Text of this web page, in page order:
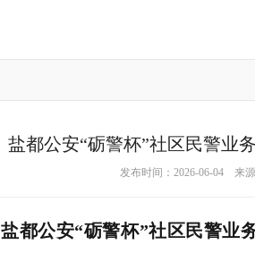
盐都公安“砺警杯”社区民警业
发布时间：2026-06-04 来
盐都公安“砺警杯”社区民警业